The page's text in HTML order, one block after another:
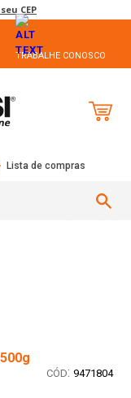
CEP
TRABALHE CONOSCO
Lista de compras
: 9471804